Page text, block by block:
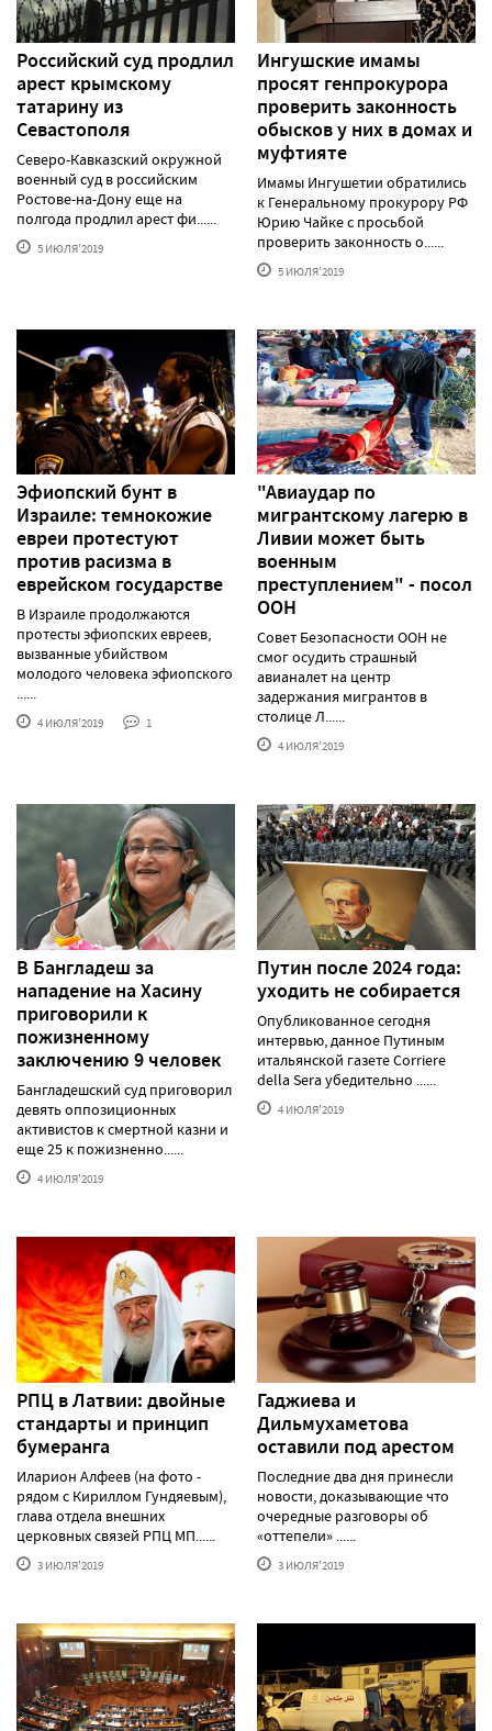
Российский суд продлил
арест крымскому
татарину из
Севастополя
Северо-Кавказский окружной
военный суд в российским
Ростове-на-Дону еще на
полгода продлил арест фи......
5 ИЮЛЯ'2019
Ингушские имамы
просят генпрокурора
проверить законность
обысков у них в домах и
муфтияте
Имамы Ингушетии обратились
к Генеральному прокурору РФ
Юрию Чайке с просьбой
проверить законность о......
5 ИЮЛЯ'2019
Эфиопский бунт в
Израиле: темнокожие
евреи протестуют
против расизма в
еврейском государстве
В Израиле продолжаются
протесты эфиопских евреев,
вызванные убийством
молодого человека эфиопского
......
4 ИЮЛЯ'2019 1
"Авиаудар по
мигрантскому лагерю в
Ливии может быть
военным
преступлением" - посол
ООН
Совет Безопасности ООН не
смог осудить страшный
авианалет на центр
задержания мигрантов в
столице Л......
4 ИЮЛЯ'2019
В Бангладеш за
нападение на Хасину
приговорили к
пожизненному
заключению 9 человек
Бангладешский суд приговорил
девять оппозиционных
активистов к смертной казни и
еще 25 к пожизненно......
4 ИЮЛЯ'2019
Путин после 2024 года:
уходить не собирается
Опубликованное сегодня
интервью, данное Путиным
итальянской газете Corriere
della Sera убедительно ......
4 ИЮЛЯ'2019
РПЦ в Латвии: двойные
стандарты и принцип
бумеранга
Иларион Алфеев (на фото -
рядом с Кириллом Гундяевым),
глава отдела внешних
церковных связей РПЦ МП......
3 ИЮЛЯ'2019
Гаджиева и
Дильмухаметова
оставили под арестом
Последние два дня принесли
новости, доказывающие что
очередные разговоры об
«оттепели» ......
3 ИЮЛЯ'2019